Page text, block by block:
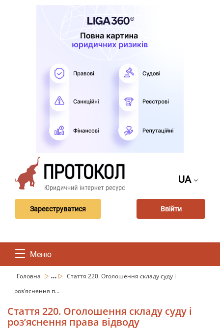
UA
Зареєструватися Ввійти
Меню
Головна ...
Стаття 220. Оголошення складу суду і
роз’яснення п...
Стаття 220. Оголошення складу суду і
роз’яснення права відводу